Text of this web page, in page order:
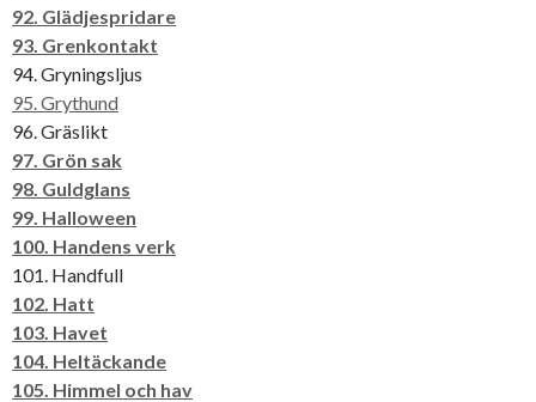
92. Glädjespridare
93. Grenkontakt
94. Gryningsljus
95. Grythund
96. Gräslikt
97. Grön sak
98. Guldglans
99. Halloween
100. Handens verk
101. Handfull
102. Hatt
103. Havet
104. Heltäckande
105. Himmel och hav